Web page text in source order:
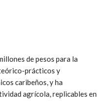
de pesos para la
prácticos y
caribeños, y ha
agrícola, replicables en